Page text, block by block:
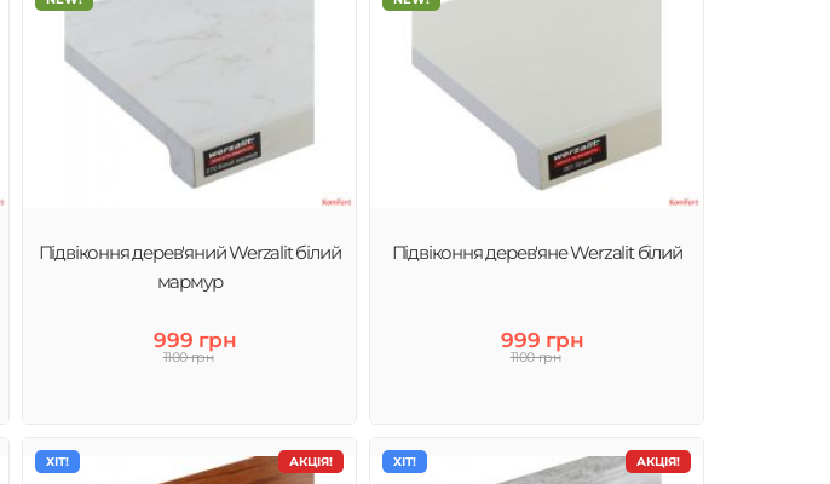
Підвіконня дерев'яний Werzalit білий
мармур
999 грн
1100 грн
Підвіконня дерев'яне Werzalit білий
999 грн
1100 грн
АКЦІЯ!
ХІТ! АКЦІЯ!
ХІТ!